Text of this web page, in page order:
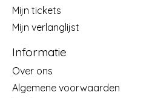
Mijn tickets
Mijn verlanglijst
Informatie
Over ons
Algemene voorwaarden